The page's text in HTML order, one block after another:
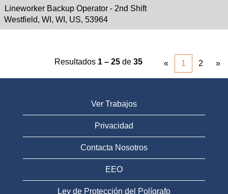
Lineworker Backup Operator - 2nd Shift
Westfield, WI, WI, US, 53964
Resultados 1 – 25 de 35 « 1 2 »
Ver Trabajos
Privacidad
Contacta Nosotros
EEO
Ley de Protección del Polígrafo